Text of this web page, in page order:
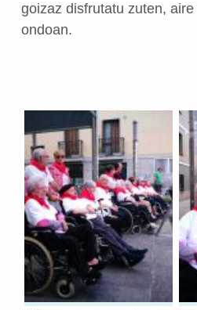
goizaz disfrutatu zuten,
ondoan.